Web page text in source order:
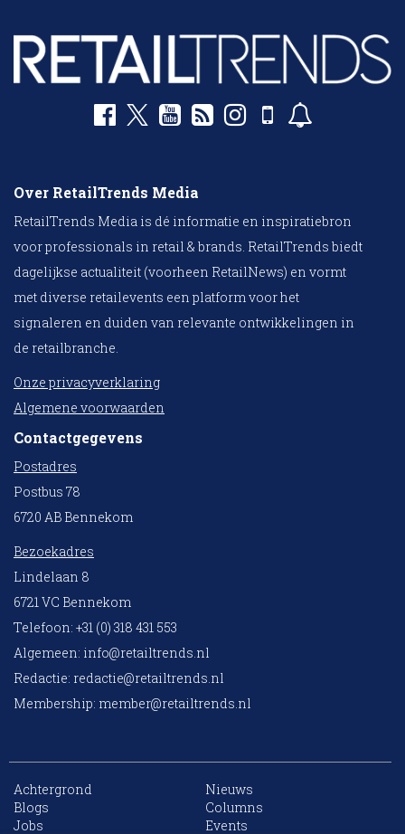
Over RetailTrends Media
RetailTrends Media is dé informatie en inspiratiebron
voor professionals in retail & brands. RetailTrends biedt
dagelijkse actualiteit (voorheen RetailNews) en vormt
met diverse retailevents een platform voor het
signaleren en duiden van relevante ontwikkelingen in
de retailbranche.
Onze privacyverklaring
Algemene voorwaarden
Contactgegevens
Postadres
Postbus 78
6720 AB Bennekom
Bezoekadres
Lindelaan 8
6721 VC Bennekom
Telefoon: +31 (0) 318 431 553
Algemeen: info@retailtrends.nl
Redactie: redactie@retailtrends.nl
Membership: member@retailtrends.nl
Achtergrond
Nieuws
Blogs
Columns
Jobs
Events
10 collega’s